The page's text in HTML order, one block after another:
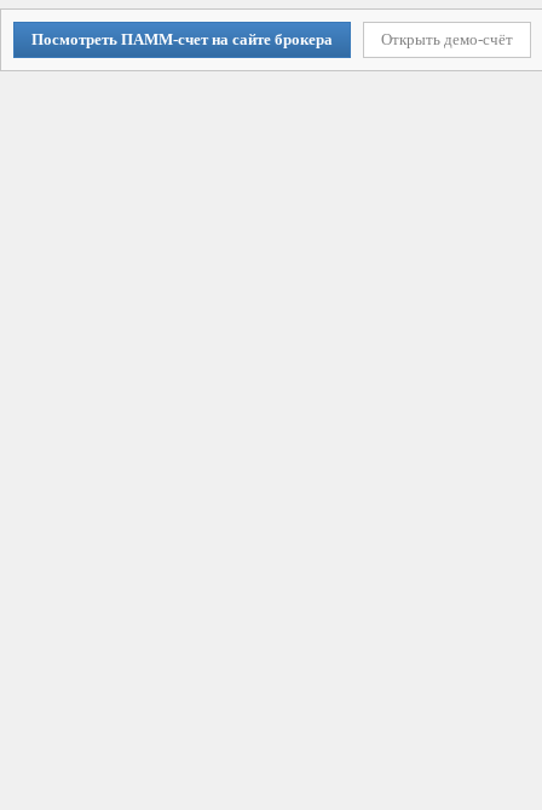
Посмотреть ПАММ-счет на сайте брокера Открыть демо-счёт